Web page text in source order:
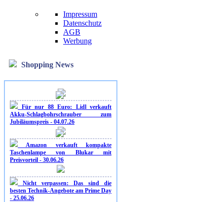
Impressum
Datenschutz
AGB
Werbung
Shopping News
Für nur 88 Euro: Lidl verkauft
Akku-Schlagbohrschrauber zum
Jubiläumspreis - 04.07.26
Amazon verkauft kompakte
Taschenlampe von Blukar mit
Preisvorteil - 30.06.26
Nicht verpassen: Das sind die
besten Technik-Angebote am Prime Day
- 25.06.26